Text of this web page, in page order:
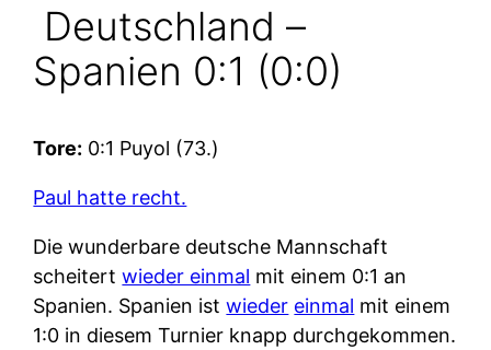
Deutschland –
Spanien 0:1 (0:0)
Tore: 0:1 Puyol (73.)
Paul hatte recht.
Die wunderbare deutsche Mannschaft
scheitertwieder einmal mit einem 0:1 an
Spanien. Spanien istwieder einmal mit einem
1:0 in diesem Turnier knapp durchgekommen.